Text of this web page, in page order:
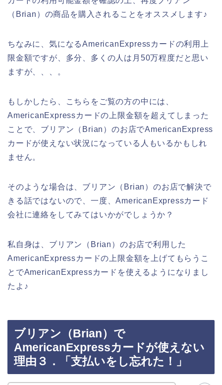
（Brian）の商品を購入されることをオススメします♪
ちなみに、気になるAmericanExpressカードの利用上
限金額ですが、多分、多くの人は月50万程度だと思い
ますが、、、。
もしかしたら、こちらをご覧の方の中には、
AmericanExpressカードの上限金額を超えてしまった
ことで、ブリアン（Brian）のお店でAmericanExpress
カードが使えない状況になっている人もいるかもしれ
ません。
そのような場合は、ブリアン（Brian）のお店で解決で
きる話ではないので、一度、AmericanExpressカード
会社に連絡をしてみてはいかがでしょうか？
私自身は、ブリアン（Brian）のお店で利用した
AmericanExpressカードの上限金額を上げてもらうこ
とでAmericanExpressカードを使えるようになりまし
たよ♪
ブリアン（Brian）で
AmericanExpressカードが使えない
理由３．「支払いをし忘れた！」